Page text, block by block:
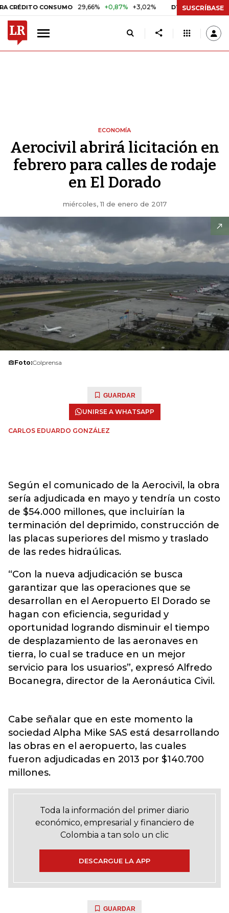
CONSUMO 29,66% +0,87% +3,02% DTF 10,34% +0,10%
SUSCRÍBASE
ECONOMÍA
Aerocivil abrirá licitación en
febrero para calles de rodaje
en El Dorado
miércoles, 11 de enero de 2017
Foto:Colprensa
GUARDAR
UNIRSE A WHATSAPP
CARLOS EDUARDO GONZÁLEZ
Según el comunicado de la Aerocivil, la obra
sería adjudicada en mayo y tendría un costo
de $54.000 millones, que incluirían la
terminación del deprimido, construcción de
las placas superiores del mismo y traslado
de las redes hidraúlicas.
“Con la nueva adjudicación se busca
garantizar que las operaciones que se
desarrollan en el Aeropuerto El Dorado se
hagan con eficiencia, seguridad y
oportunidad logrando disminuir el tiempo
de desplazamiento de las aeronaves en
tierra, lo cual se traduce en un mejor
servicio para los usuarios”, expresó Alfredo
Bocanegra, director de la Aeronáutica Civil.
Cabe señalar que en este momento la
sociedad Alpha Mike SAS está desarrollando
las obras en el aeropuerto, las cuales
fueron adjudicadas en 2013 por $140.700
millones.
Toda la información del primer diario
económico, empresarial y financiero de
Colombia a tan solo un clic
DESCARGUE LA APP
GUARDAR